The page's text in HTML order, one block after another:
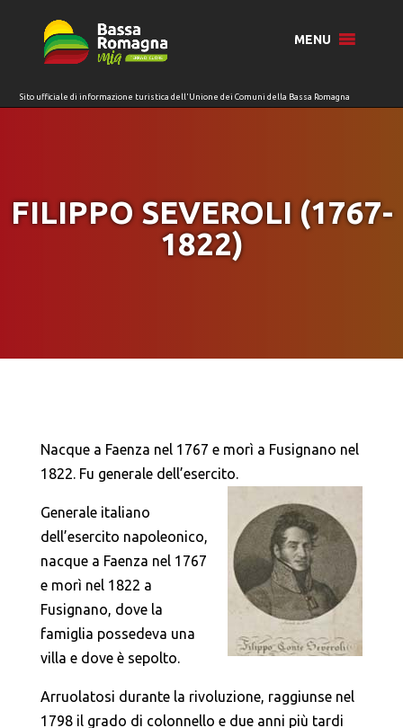
MENU
FILIPPO SEVEROLI (1767-
1822)
Nacque a Faenza nel 1767 e morì a Fusignano nel
1822. Fu generale dell’esercito.
Generale italiano
dell’esercito napoleonico,
nacque a Faenza nel 1767
e morì nel 1822 a
Fusignano, dove la
famiglia possedeva una
villa e dove è sepolto.
Arruolatosi durante la rivoluzione, raggiunse nel
1798 il grado di colonnello e due anni più tardi